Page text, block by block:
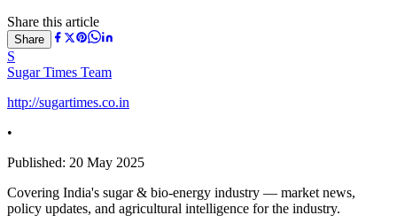
Share this article
Share
S
Sugar Times Team
http://sugartimes.co.in
•
Published: 20 May 2025
Covering India's sugar & bio-energy industry — market news,
policy updates, and agricultural intelligence for the industry.